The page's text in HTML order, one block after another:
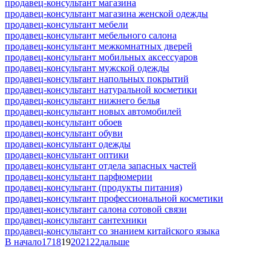
продавец-консультант магазина
продавец-консультант магазина женской одежды
продавец-консультант мебели
продавец-консультант мебельного салона
продавец-консультант межкомнатных дверей
продавец-консультант мобильных аксессуаров
продавец-консультант мужской одежды
продавец-консультант напольных покрытий
продавец-консультант натуральной косметики
продавец-консультант нижнего белья
продавец-консультант новых автомобилей
продавец-консультант обоев
продавец-консультант обуви
продавец-консультант одежды
продавец-консультант оптики
продавец-консультант отдела запасных частей
продавец-консультант парфюмерии
продавец-консультант (продукты питания)
продавец-консультант профессиональной косметики
продавец-консультант салона сотовой связи
продавец-консультант сантехники
продавец-консультант со знанием китайского языка
В начало1718192021 22дальше